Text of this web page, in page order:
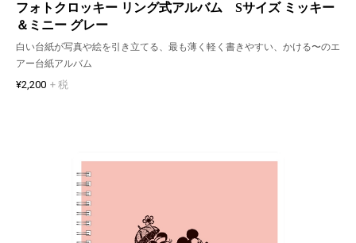
フォトクロッキー リング式アルバム Sサイズ ミッキー
＆ミニー グレー
白い台紙が写真や絵を引き立てる、最も薄く軽く書きやすい、かける〜のエ
アー台紙アルバム
¥2,200 + 税